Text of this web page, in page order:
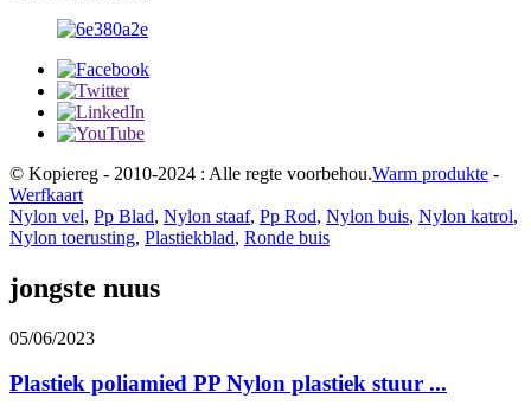
© Kopiereg - 2010-2024 : Alle regte voorbehou.Warm produkte -
Werfkaart
Nylon vel, Pp Blad, Nylon staaf, Pp Rod, Nylon buis, Nylon katrol,
Nylon toerusting, Plastiekblad, Ronde buis
jongste nuus
05/06/2023
Plastiek poliamied PP Nylon plastiek stuur ...